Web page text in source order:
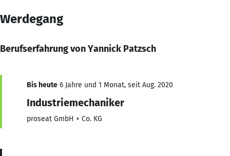
Werdegang
Berufserfahrung von Yannick Patzsch
Bis heute 6 Jahre und 1 Monat, seit Aug. 2020
Industriemechaniker
proseat GmbH + Co. KG